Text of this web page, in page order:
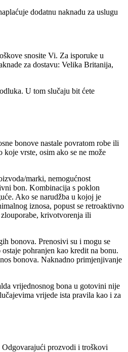
dodatnu naknadu za uslugu
snosite Vi. Za isporuke u
za dostavu: Velika Britanija,
U tom slučaju bit ćete
bonove nastale povratom robe ili
vrste, osim ako se ne može
marki, nemogućnost
bon. Kombinacija s poklon
Ako se narudžba u kojoj je
iznosa, popust se retroaktivno
krivotvorenja ili
bonova. Prenosivi su i mogu se
pohranjen kao kredit na bonu.
bonova. Naknadno primjenjivanje
vrijednosnog bona u gotovini nije
vrijede ista pravila kao i za
Odgovarajući prozvodi i troškovi